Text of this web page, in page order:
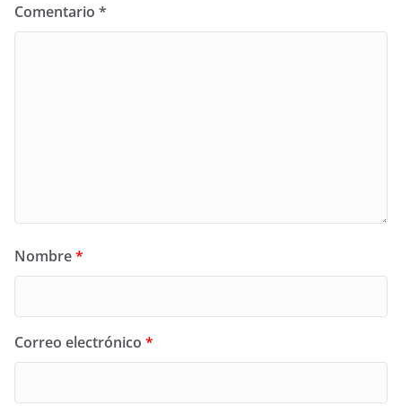
Comentario *
Nombre*
Correo electrónico *